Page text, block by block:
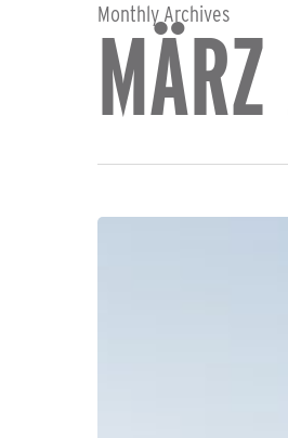
Monthly Archives